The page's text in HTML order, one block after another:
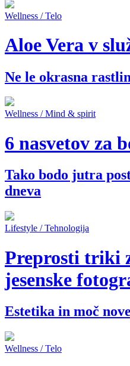
Wellness / Telo
Aloe Vera v
Ne le okrasna
Wellness / Mind & spirit
6 nasvetov za
Tako bodo jutra
dneva
Lifestyle / Tehnologija
Preprosti triki
jesenske
Estetika in moč
Wellness / Telo